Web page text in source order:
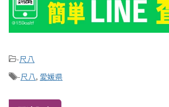
-尺八
-尺八, 愛媛県